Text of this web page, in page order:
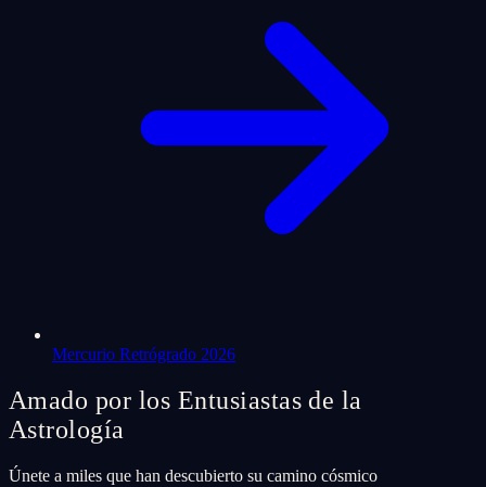
Mercurio Retrógrado 2026
Amado por los Entusiastas de la
Astrología
Únete a miles que han descubierto su camino cósmico